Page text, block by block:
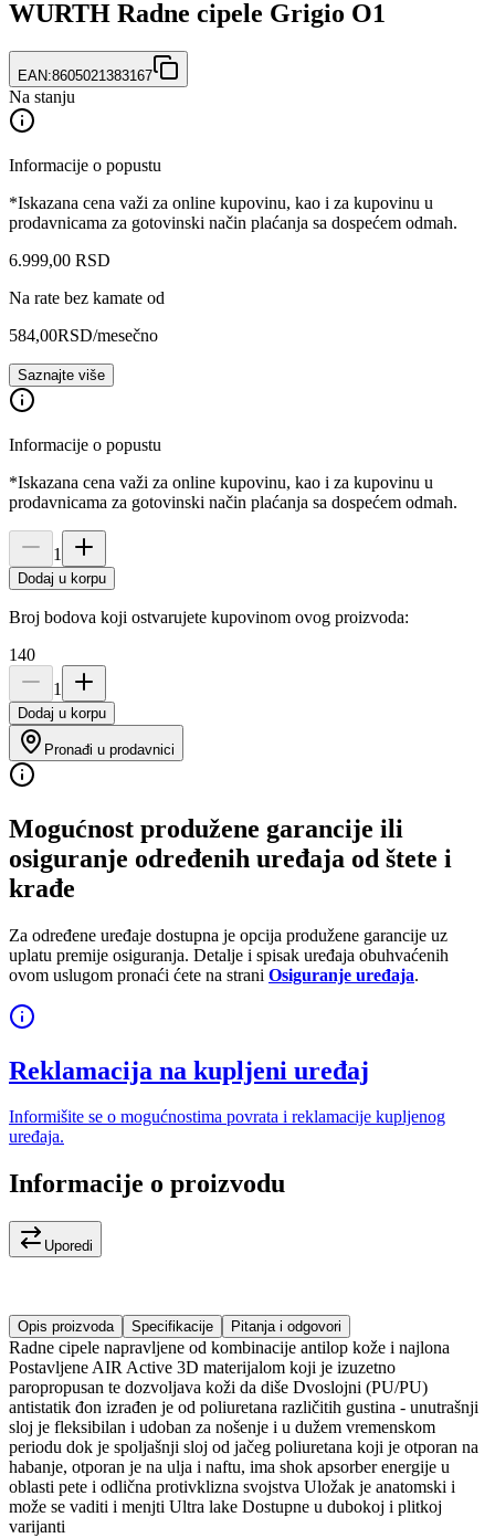
WURTH Radne cipele Grigio O1
EAN:8605021383167
Na stanju
Informacije o popustu
*Iskazana cena važi za online kupovinu, kao i za kupovinu u
prodavnicama za gotovinski način plaćanja sa dospećem odmah.
6.999,00 RSD
Na rate bez kamate od
584,00RSD/mesečno
Saznajte više
Informacije o popustu
*Iskazana cena važi za online kupovinu, kao i za kupovinu u
prodavnicama za gotovinski način plaćanja sa dospećem odmah.
1
Dodaj u korpu
Broj bodova koji ostvarujete kupovinom ovog proizvoda:
140
1
Dodaj u korpu
Pronađi u prodavnici
Mogućnost produžene garancije ili
osiguranje određenih uređaja od štete i
krađe
Za određene uređaje dostupna je opcija produžene garancije uz
uplatu premije osiguranja. Detalje i spisak uređaja obuhvaćenih
ovom uslugom pronaći ćete na strani Osiguranje uređaja.
Reklamacija na kupljeni uređaj
Informišite se o mogućnostima povrata i reklamacije kupljenog
uređaja.
Informacije o proizvodu
Uporedi
Opis proizvoda Specifikacije Pitanja i odgovori
Radne cipele napravljene od kombinacije antilop kože i najlona
Postavljene AIR Active 3D materijalom koji je izuzetno
paropropusan te dozvoljava koži da diše Dvoslojni (PU/PU)
antistatik đon izrađen je od poliuretana različitih gustina - unutrašnji
sloj je fleksibilan i udoban za nošenje i u dužem vremenskom
periodu dok je spoljašnji sloj od jačeg poliuretana koji je otporan na
habanje, otporan je na ulja i naftu, ima shok apsorber energije u
oblasti pete i odlična protivklizna svojstva Uložak je anatomski i
može se vaditi i menjti Ultra lake Dostupne u dubokoj i plitkoj
varijanti